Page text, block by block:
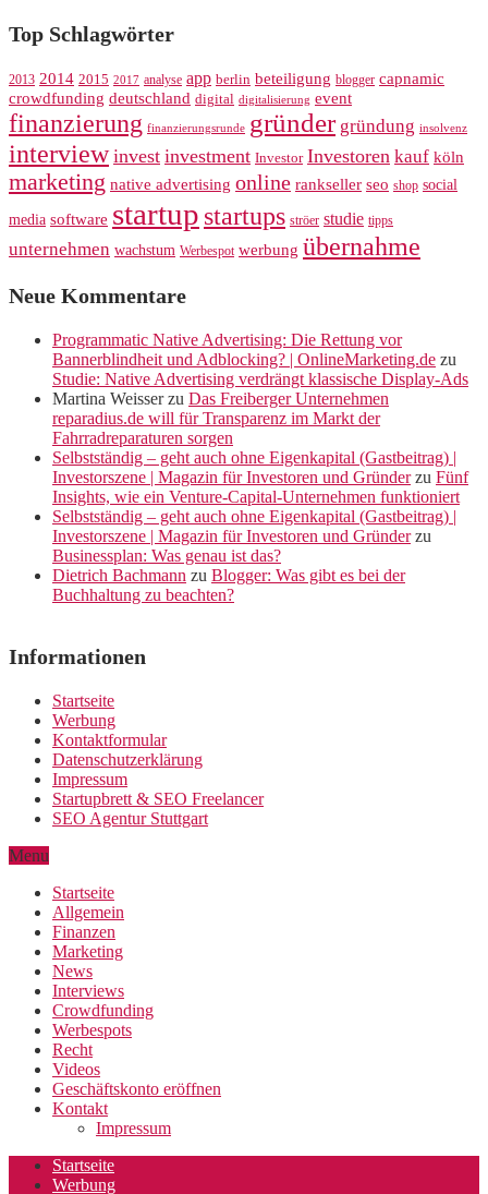
Top Schlagwörter
2013 2014 2015 2017 analyse app berlin beteiligung blogger capnamic
crowdfunding deutschland digital digitalisierung event
finanzierung finanzierungsrunde gründer gründung insolvenz
interview invest investment Investor Investoren kauf köln
marketing native advertising online rankseller seo shop social
media software startup startups ströer studie tipps
unternehmen wachstum Werbespot werbung übernahme
Neue Kommentare
Programmatic Native Advertising: Die Rettung vor
Bannerblindheit und Adblocking? | OnlineMarketing.de zu
Studie: Native Advertising verdrängt klassische Display-Ads
Martina Weisserzu Das Freiberger Unternehmen
reparadius.de will für Transparenz im Markt der
Fahrradreparaturen sorgen
Selbstständig – geht auch ohne Eigenkapital (Gastbeitrag) |
Investorszene | Magazin für Investoren und Gründerzu Fünf
Insights, wie ein Venture-Capital-Unternehmen funktioniert
Selbstständig – geht auch ohne Eigenkapital (Gastbeitrag) |
Investorszene | Magazin für Investoren und Gründerzu
Businessplan: Was genau ist das?
Dietrich Bachmann zu Blogger: Was gibt es bei der
Buchhaltung zu beachten?
Informationen
Startseite
Werbung
Kontaktformular
Datenschutzerklärung
Impressum
Startupbrett & SEO Freelancer
SEO Agentur Stuttgart
Menu
Startseite
Allgemein
Finanzen
Marketing
News
Interviews
Crowdfunding
Werbespots
Recht
Videos
Geschäftskonto eröffnen
Kontakt
Impressum
Startseite
Werbung